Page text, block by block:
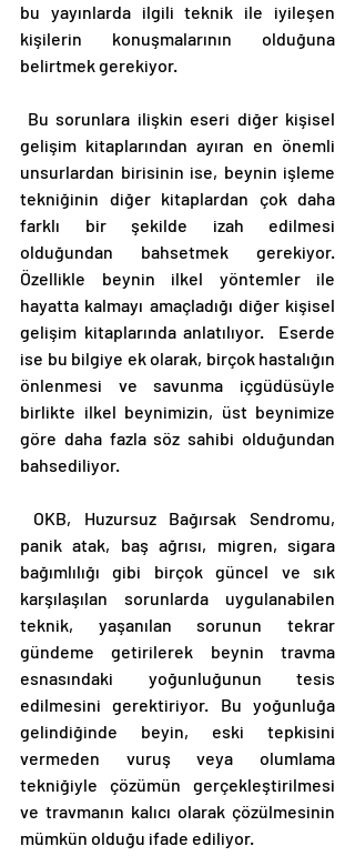
bu yayınlarda ilgili teknik ile iyileşen
kişilerin konuşmalarının olduğuna
belirtmek gerekiyor.
gelişim kitaplarından ayıran en önemli
unsurlardan birisinin ise, beynin işleme
tekniğinin diğer kitaplardan çok daha
farklı bir şekilde izah edilmesi
olduğundan bahsetmek gerekiyor.
Özellikle beynin ilkel yöntemler ile
hayatta kalmayı amaçladığı diğer kişisel
gelişim kitaplarında anlatılıyor.  Eserde
ise bu bilgiye ek olarak, birçok hastalığın
önlenmesi ve savunma içgüdüsüyle
birlikte ilkel beynimizin, üst beynimize
göre daha fazla söz sahibi olduğundan
bahsediliyor.
panik atak, baş ağrısı, migren, sigara
bağımlılığı gibi birçok güncel ve sık
karşılaşılan sorunlarda uygulanabilen
teknik, yaşanılan sorunun tekrar
gündeme getirilerek beynin travma
esnasındaki yoğunluğunun tesis
edilmesini gerektiriyor. Bu yoğunluğa
gelindiğinde beyin, eski tepkisini
vermeden vuruş veya olumlama
tekniğiyle çözümün gerçekleştirilmesi
ve travmanın kalıcı olarak çözülmesinin
mümkün olduğu ifade ediliyor.